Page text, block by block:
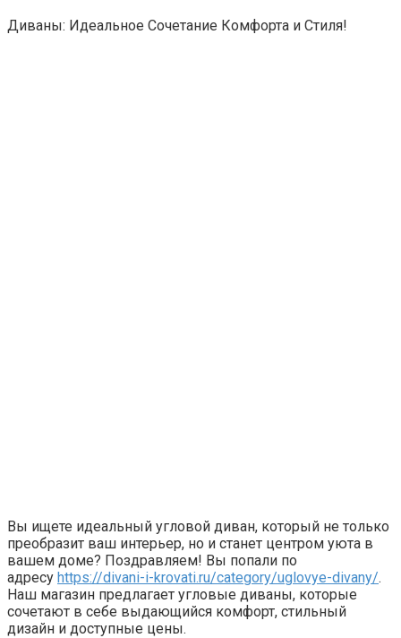
Диваны: Идеальное Сочетание Комфорта и Стиля!
Вы ищете идеальный угловой диван, который не только
преобразит ваш интерьер, но и станет центром уюта в
вашем доме? Поздравляем! Вы попали по
адресу https://divani-i-krovati.ru/category/uglovye-divany/.
Наш магазин предлагает угловые диваны, которые
сочетают в себе выдающийся комфорт, стильный
дизайн и доступные цены.